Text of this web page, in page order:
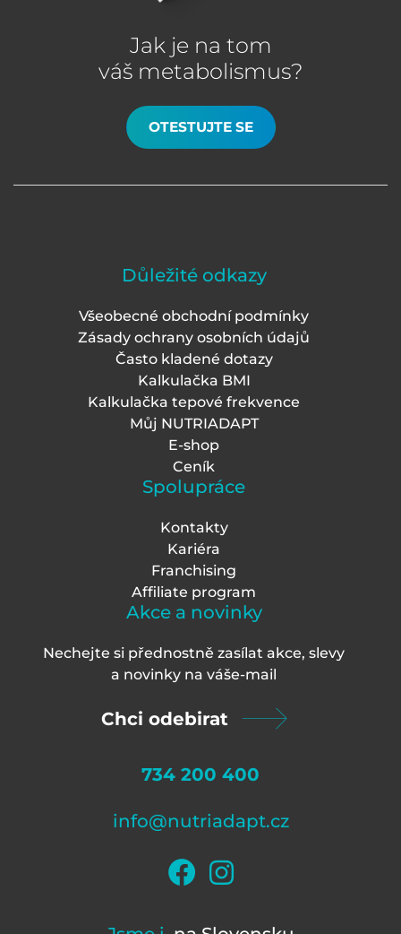
Jak je na tom
váš metabolismus?
OTESTUJTE SE
Důležité odkazy
Všeobecné obchodní podmínky
Zásady ochrany osobních údajů
Často kladené dotazy
Kalkulačka BMI
Kalkulačka tepové frekvence
Můj NUTRIADAPT
E-shop
Ceník
Spolupráce
Kontakty
Kariéra
Franchising
Affiliate program
Akce a novinky
Nechejte si přednostně zasílat akce, slevy
a novinky na váše-mail
Chci odebirat
734 200 400
info@nutriadapt.cz